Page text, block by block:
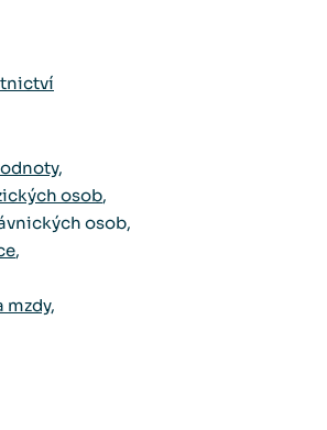
,
osob,
osob,
,
mzdy,